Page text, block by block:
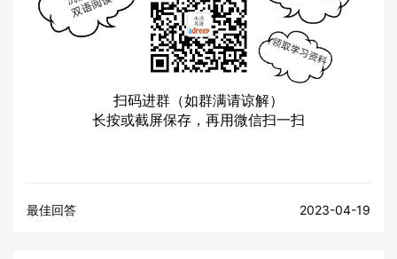
扫码进群（如群满请谅解）
长按或截屏保存，再用微信扫一扫
最佳回答 2023-04-19